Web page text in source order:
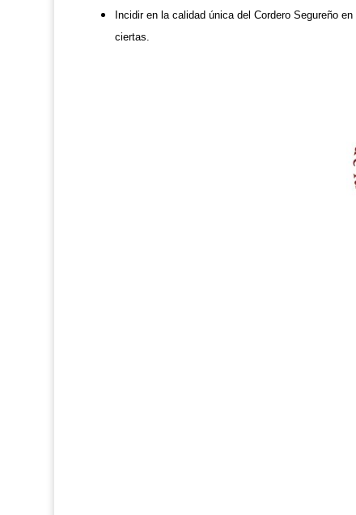
Incidir en la calidad única del Cordero Segureño
ciertas.